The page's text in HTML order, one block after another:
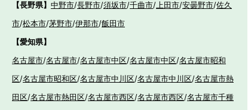
【長野県】 中野市/長野市/須坂市/千曲市/上田市/安曇野市/佐久
市/松本市/茅野市/伊那市/飯田市
【愛知県】
名古屋市/名古屋市/名古屋市中区/名古屋市中区/名古屋市昭和
区/名古屋市昭和区/名古屋市中川区/名古屋市中川区/名古屋市熱
田区/名古屋市熱田区/名古屋市西区/名古屋市西区/名古屋市千種